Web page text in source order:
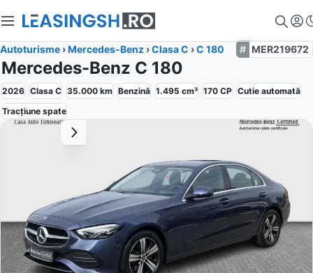
Autoturisme ›Mercedes-Benz ›Clasa C ›C 180 MER219672
Mercedes-Benz C 180
2026 Clasa C 35.000 km Benzină 1.495 cm³ 170 CP Cutie automată
Tracțiune spate